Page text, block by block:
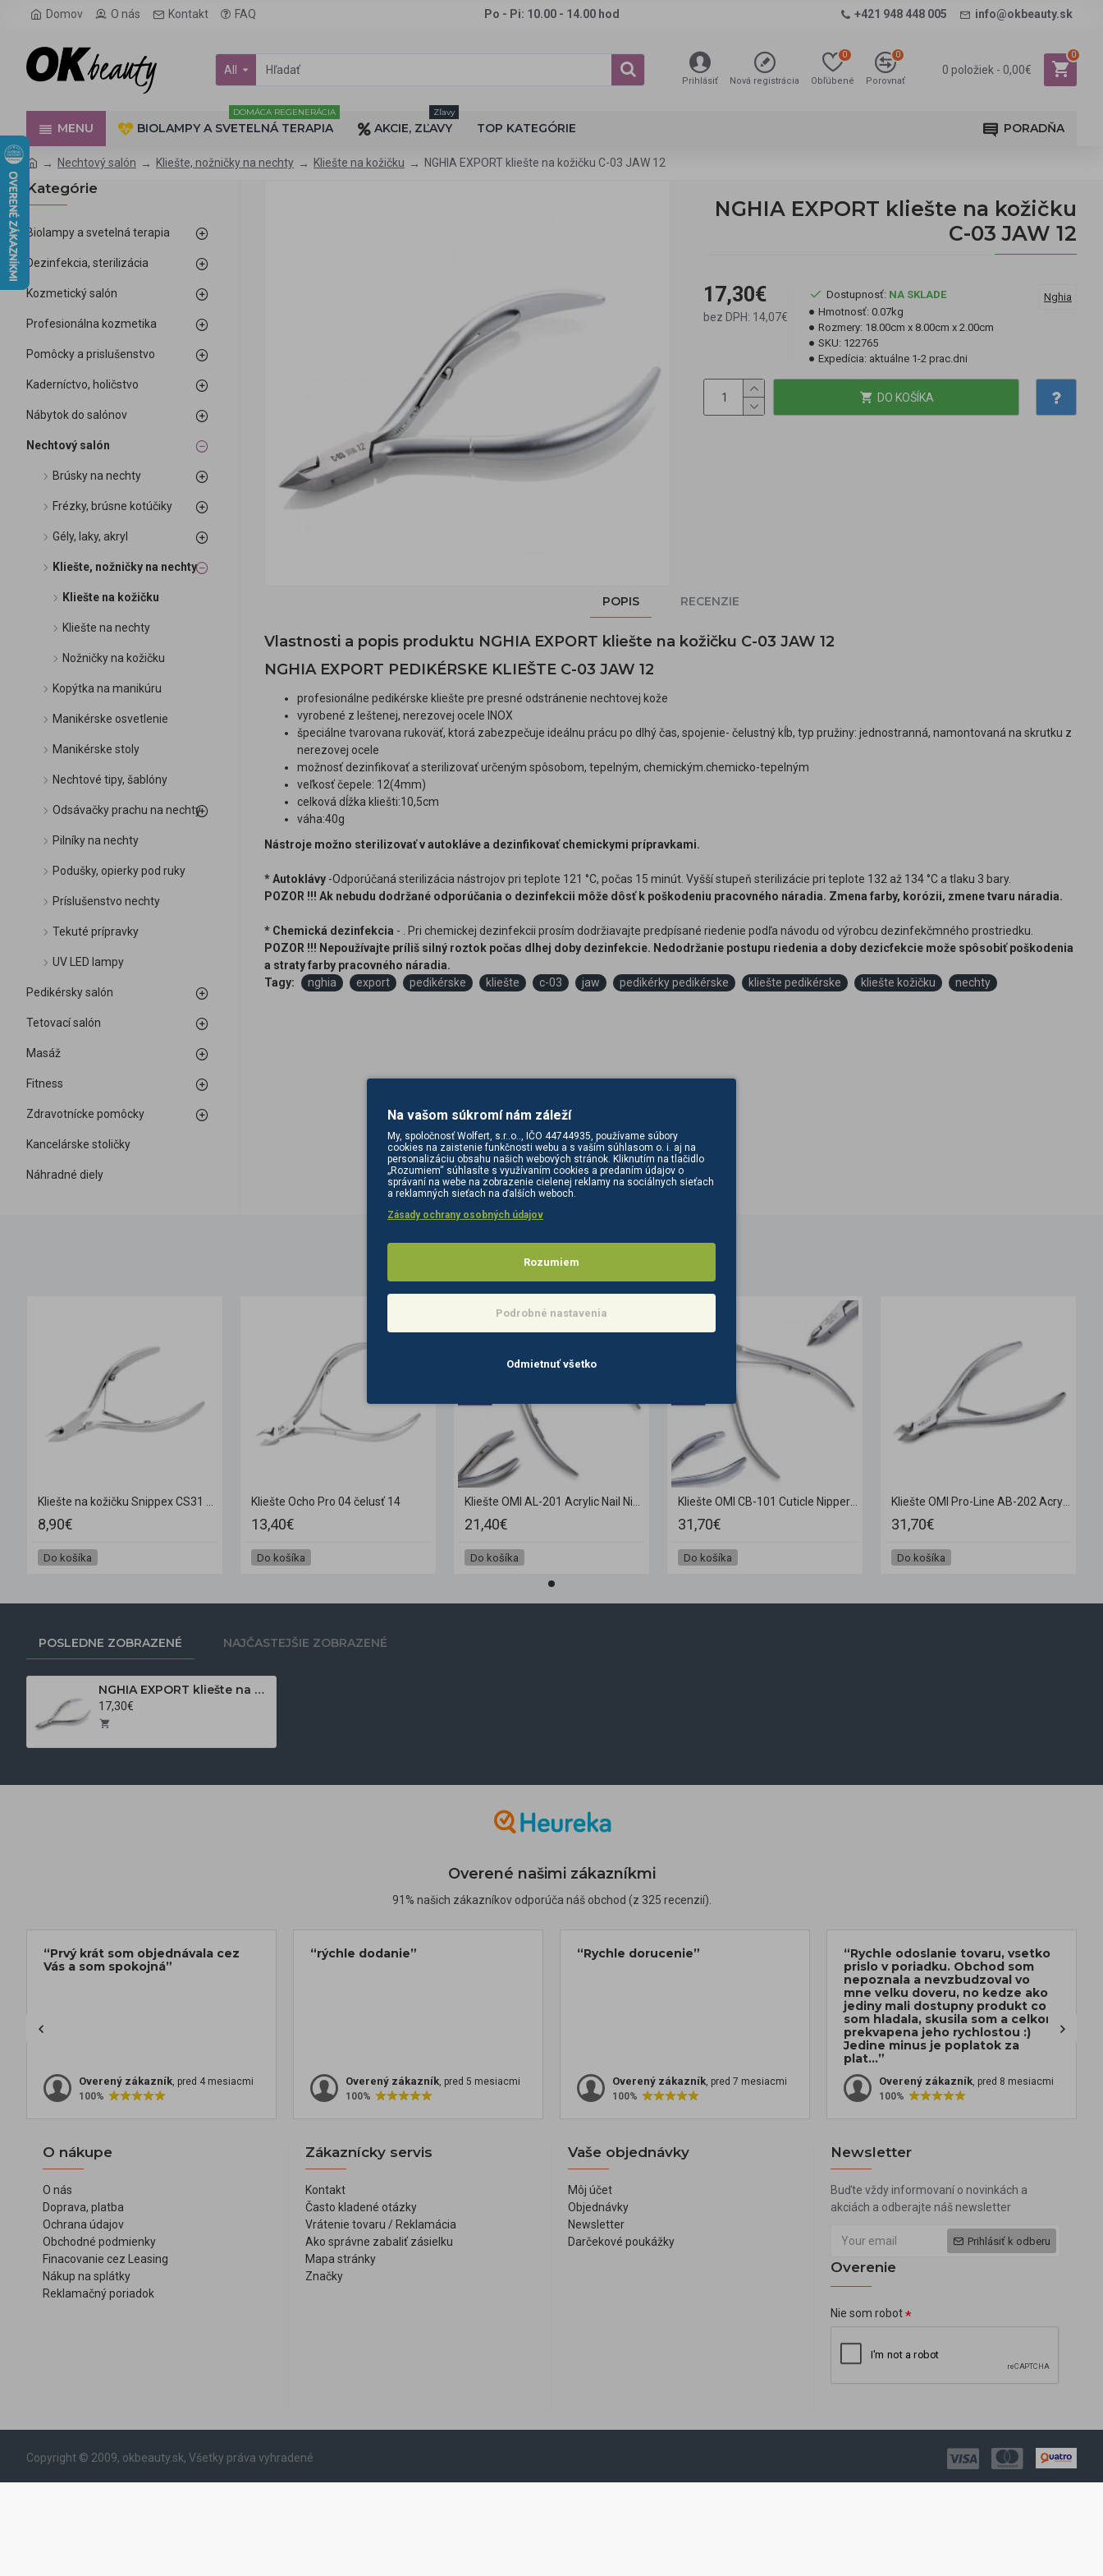
Domov O nás Kontakt FAQ Po - Pi: 10.00 - 14.00 hod +421 948 448 005 info@okbeauty.sk
All
Prihlásiť Nová registrácia Obľúbené
0
Porovnať
0
0 položiek - 0,00€
0
MENU BIOLAMPY A SVETELNÁ TERAPIA
DOMÁCA REGENERÁCIA
AKCIE, ZĽAVY
Zľavy
TOP KATEGÓRIE PORADŇA
Nechtový salón Kliešte, nožničky na nechty Kliešte na kožičku NGHIA EXPORT kliešte na kožičku C-03 JAW 12
Kategórie
Biolampy a svetelná terapia
Dezinfekcia, sterilizácia
Kozmetický salón
Profesionálna kozmetika
Pomôcky a prislušenstvo
Kaderníctvo, holičstvo
Nábytok do salónov
Nechtový salón
Brúsky na nechty
Frézky, brúsne kotúčiky
Gély, laky, akryl
Kliešte, nožničky na nechty
Kliešte na kožičku
Kliešte na nechty
Nožničky na kožičku
Kopýtka na manikúru
Manikérske osvetlenie
Manikérske stoly
Nechtové tipy, šablóny
Odsávačky prachu na nechty
Pilníky na nechty
Podušky, opierky pod ruky
Príslušenstvo nechty
Tekuté prípravky
UV LED lampy
Pedikérsky salón
Tetovací salón
Masáž
Fitness
Zdravotnícke pomôcky
Kancelárske stoličky
Náhradné diely
NGHIA EXPORT kliešte na kožičku
C-03 JAW 12
17,30€
bez DPH: 14,07€
Dostupnosť: NA SKLADE
Hmotnosť: 0.07kg
Rozmery: 18.00cm x 8.00cm x 2.00cm
SKU: 122765
Expedícia: aktuálne 1-2 prac.dni
Nghia
DO KOŠÍKA
POPIS RECENZIE
Vlastnosti a popis produktu NGHIA EXPORT kliešte na kožičku C-03 JAW 12
NGHIA EXPORT PEDIKÉRSKE KLIEŠTE C-03 JAW 12
profesionálne pedikérske kliešte pre presné odstránenie nechtovej kože
vyrobené z leštenej, nerezovej ocele INOX
špeciálne tvarovana rukoväť, ktorá zabezpečuje ideálnu prácu po dlhý čas, spojenie- čelustný kĺb, typ pružiny: jednostranná, namontovaná na skrutku z
nerezovej ocele
možnosť dezinfikovať a sterilizovať určeným spôsobom, tepelným, chemickým.chemicko-tepelným
veľkosť čepele: 12(4mm)
celková dĺžka kliešti:10,5cm
váha:40g
Nástroje možno sterilizovať v autokláve a dezinfikovať chemickymi prípravkami.
* Autoklávy -Odporúčaná sterilizácia nástrojov pri teplote 121 °C, počas 15 minút. Vyšší stupeň sterilizácie pri teplote 132 až 134 °C a tlaku 3 bary.
POZOR !!! Ak nebudu dodržané odporúčania o dezinfekcii môže dôsť k poškodeniu pracovného náradia. Zmena farby, korózii, zmene tvaru náradia.
* Chemická dezinfekcia - . Pri chemickej dezinfekcii prosím dodržiavajte predpísané riedenie podľa návodu od výrobcu dezinfekčmného prostriedku.
POZOR !!! Nepoužívajte príliš silný roztok počas dlhej doby dezinfekcie. Nedodržanie postupu riedenia a doby dezicfekcie može spôsobiť poškodenia
a straty farby pracovného náradia.
Tagy:
nghia export pedikérske kliešte c-03 jaw pedikérky pedikérske kliešte pedikérske kliešte kožičku nechty
PODOBNÉ PRODUKTY SÚVISIACE PRODUKTY
8,90€
Do košíka
Kliešte Ocho Pro 04 čelusť 14
13,40€
Do košíka
21,40€
Do košíka
31,70€
Do košíka
31,70€
Do košíka
POSLEDNE ZOBRAZENÉ NAJČASTEJŠIE ZOBRAZENÉ
NGHIA EXPORT kliešte na kožičku C-03 JAW 12
17,30€
Overené našimi zákazníkmi
91% našich zákazníkov odporúča náš obchod (z 325 recenzií).
“Prvý krát som objednávala cez
Vás a som spokojná”
Overený zákazník, pred 4 mesiacmi
100%
“rýchle dodanie”
Overený zákazník, pred 5 mesiacmi
100%
“Rychle dorucenie”
Overený zákazník, pred 7 mesiacmi
100%
“Rychle odoslanie tovaru, vsetko
prislo v poriadku. Obchod som
nepoznala a nevzbudzoval vo
mne velku doveru, no kedze ako
jediny mali dostupny produkt co
som hladala, skusila som a celkom
prekvapena jeho rychlostou :)
Jedine minus je poplatok za
plat...”
Overený zákazník, pred 8 mesiacmi
100%
O nákupe
O nás
Doprava, platba
Ochrana údajov
Obchodné podmienky
Finacovanie cez Leasing
Nákup na splátky
Reklamačný poriadok
Zákaznícky servis
Kontakt
Často kladené otázky
Vrátenie tovaru / Reklamácia
Ako správne zabaliť zásielku
Mapa stránky
Značky
Vaše objednávky
Môj účet
Objednávky
Newsletter
Darčekové poukážky
Newsletter
Buďte vždy informovaní o novinkách a
akciách a odberajte náš newsletter
Prihlásiť k odberu
Overenie
Nie som robot
Copyright © 2009, okbeauty.sk, Všetky práva vyhradené
Na vašom súkromí nám záleží
My, spoločnosť Wolfert, s.r..o.., IČO 44744935, používame súbory
cookies na zaistenie funkčnosti webu a s vaším súhlasom o. i. aj na
personalizáciu obsahu našich webových stránok. Kliknutím na tlačidlo
„Rozumiem“ súhlasíte s využívaním cookies a predaním údajov o
správaní na webe na zobrazenie cielenej reklamy na sociálnych sieťach
a reklamných sieťach na ďalších weboch.
Zásady ochrany osobných údajov
Rozumiem
Podrobné nastavenia
Odmietnuť všetko